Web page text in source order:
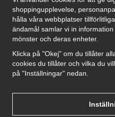
Navigation
Hur beställer jag
Gör Det Själv Paket
Montera dragkrok
SUPPORT
Villkor
shoppingupplevelse,
hålla våra webbplatser
ändamål samlar vi in
mönster och deras enheter.
Klicka på "Okej" om du tillåter
cookies du tillåter och vilka du
på "Inställningar" nedan.